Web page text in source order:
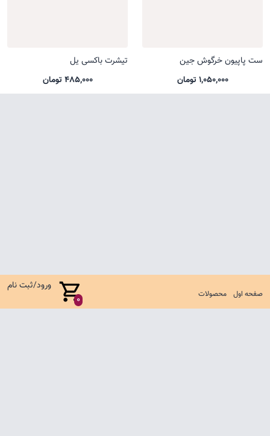
صفحه اول محصولات 0
ورود/ثبت نام
ست پاپیون خرگوش جین
1,050,000 تومان
تیشرت باکسی یل
485,000 تومان